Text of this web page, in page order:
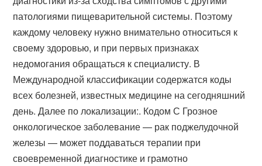
патологиями пищеварительной системы. Поэтому
каждому человеку нужно внимательно относиться к
своему здоровью, и при первых признаках
недомогания обращаться к специалисту. В
Международной классификации содержатся коды
всех болезней, известных медицине на сегодняшний
день. Далее по локализации:. Кодом С Грозное
онкологическое заболевание — рак поджелудочной
железы — может поддаваться терапии при
своевременной диагностике и грамотно